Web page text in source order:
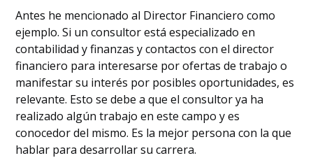
Antes he mencionado al Director Financiero como
ejemplo. Si un consultor está especializado en
contabilidad y finanzas y contactos con el director
financiero para interesarse por ofertas de trabajo o
manifestar su interés por posibles oportunidades, es
relevante. Esto se debe a que el consultor ya ha
realizado algún trabajo en este campo y es
conocedor del mismo. Es la mejor persona con la que
hablar para desarrollar su carrera.